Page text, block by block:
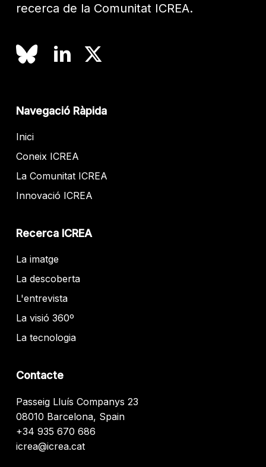
recerca de la Comunitat ICREA.
Navegació Ràpida
Inici
Coneix ICREA
La Comunitat ICREA
Innovació ICREA
Recerca ICREA
La imatge
La descoberta
L'entrevista
La visió 360º
La tecnologia
Contacte
Passeig Lluís Companys 23
08010 Barcelona, Spain
+34 935 670 686
icrea@icrea.cat